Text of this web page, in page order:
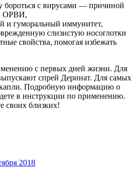
бороться с вирусами — причиной
ОРВИ,
и гуморальный иммунитет,
слизистую носоглотки
свойства, помогая избежать
с первых дней жизни. Для
спрей Деринат. Для самых
Подробную информацию о
в инструкции по применению.
своих близких!
2018